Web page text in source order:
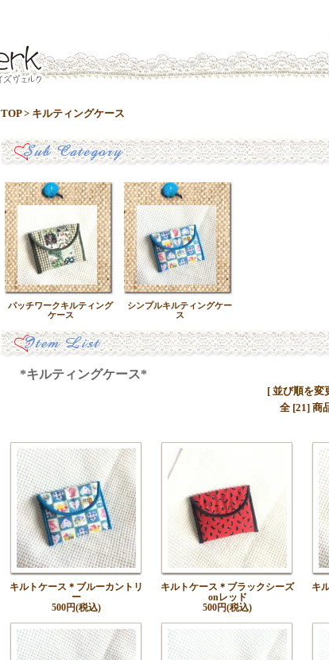
TOP> キルティングケース
パッチワークキルティング
ケース
シンプルキルティングケー
ス
*キルティングケース*
[ 並び順を変
全 [21] 商
キルトケース＊ブルーカントリ
ー
500円(税込)
キルトケース＊ブラックシーズ
onレッド
500円(税込)
キ